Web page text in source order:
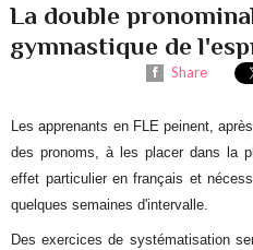
La double
gymnastique de
Share
Les apprenants en FLE peinent,
des pronoms, à les placer dans la
effet particulier en français et
quelques semaines d'intervalle.
Des exercices de systématisation